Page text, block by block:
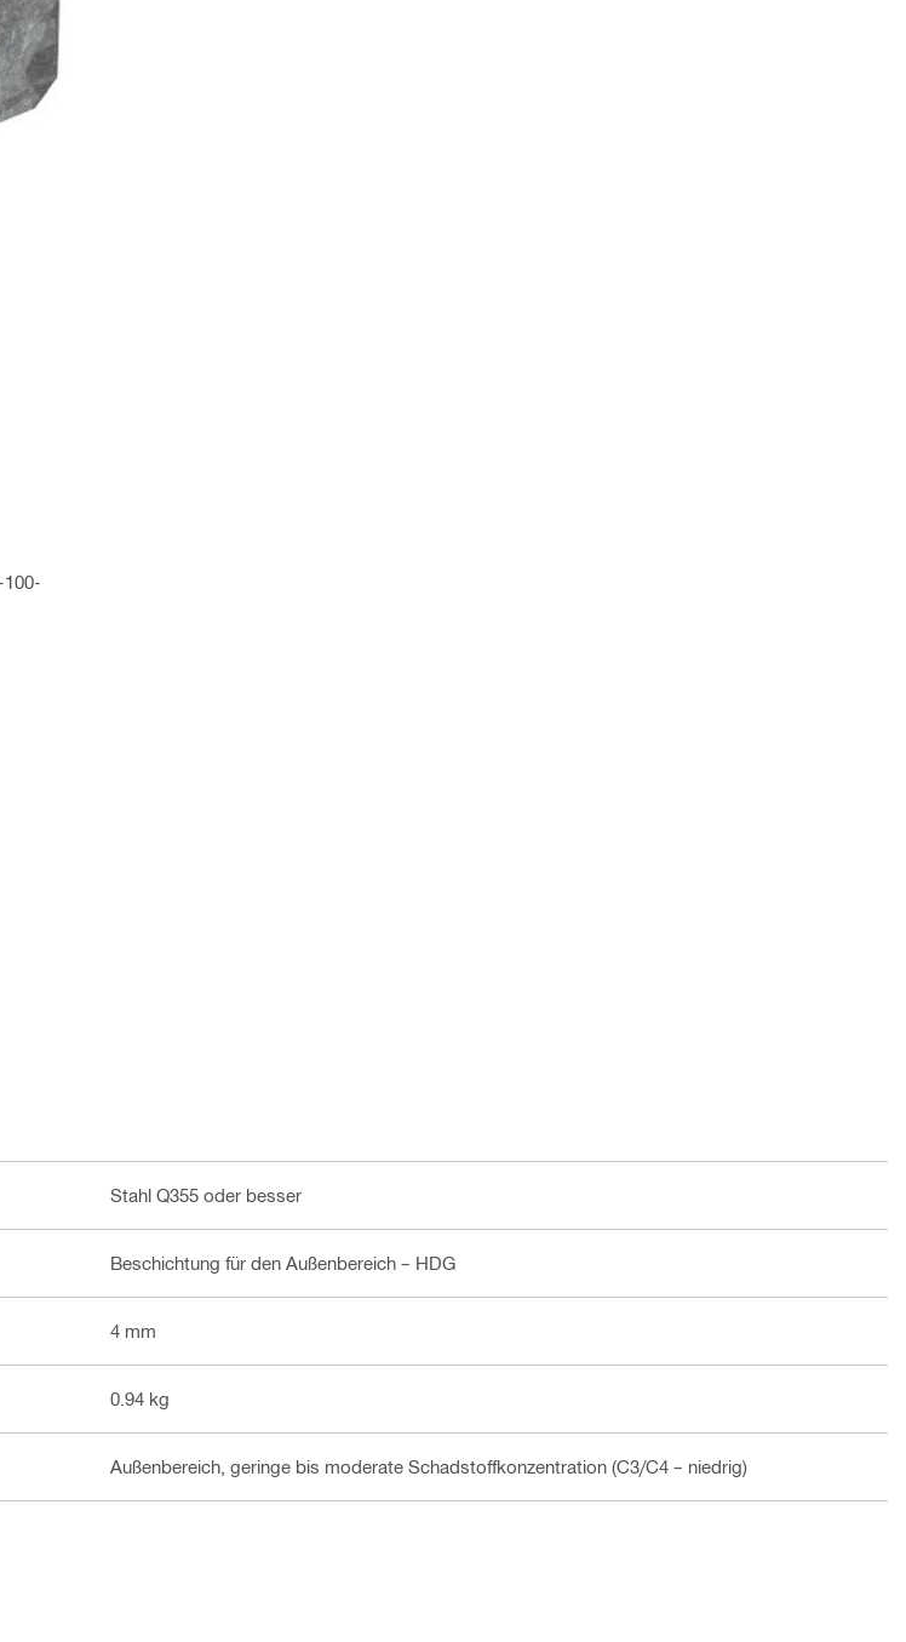
Stahl Q355 oder besser
Beschichtung für den Außenbereich – HDG
4 mm
0.94 kg
Außenbereich, geringe bis moderate Schadstoffkonzentration (C3/C4 – niedrig)